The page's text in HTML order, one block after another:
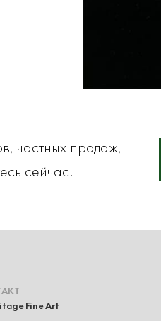
частных продаж,
сейчас!
Fine Art